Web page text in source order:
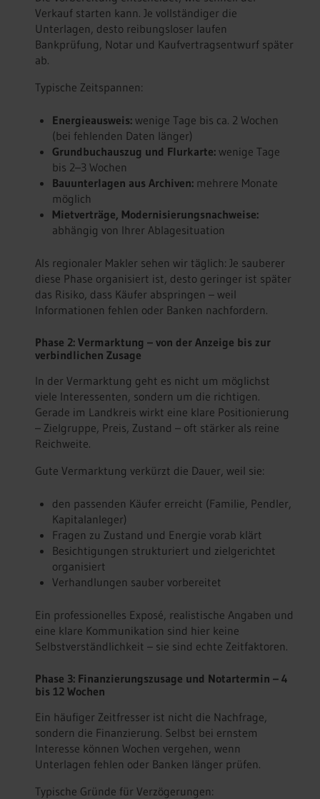
Verkauf starten kann. Je vollständiger die
Unterlagen, desto reibungsloser laufen
Bankprüfung, Notar und Kaufvertragsentwurf später
ab.
Typische Zeitspannen:
Energieausweis: wenige Tage bis ca. 2 Wochen
(bei fehlenden Daten länger)
Grundbuchauszug und Flurkarte: wenige Tage
bis 2–3 Wochen
Bauunterlagen aus Archiven: mehrere Monate
möglich
Mietverträge, Modernisierungsnachweise:
abhängig von Ihrer Ablagesituation
Als regionaler Makler sehen wir täglich: Je sauberer
diese Phase organisiert ist, desto geringer ist später
das Risiko, dass Käufer abspringen – weil
Informationen fehlen oder Banken nachfordern.
Phase 2: Vermarktung – von der Anzeige bis zur
verbindlichen Zusage
In der Vermarktung geht es nicht um möglichst
viele Interessenten, sondern um die richtigen.
Gerade im Landkreis wirkt eine klare Positionierung
– Zielgruppe, Preis, Zustand – oft stärker als reine
Reichweite.
Gute Vermarktung verkürzt die Dauer, weil sie:
den passenden Käufer erreicht (Familie, Pendler,
Kapitalanleger)
Fragen zu Zustand und Energie vorab klärt
Besichtigungen strukturiert und zielgerichtet
organisiert
Verhandlungen sauber vorbereitet
Ein professionelles Exposé, realistische Angaben und
eine klare Kommunikation sind hier keine
Selbstverständlichkeit – sie sind echte Zeitfaktoren.
Phase 3: Finanzierungszusage und Notartermin – 4
bis 12 Wochen
Ein häufiger Zeitfresser ist nicht die Nachfrage,
sondern die Finanzierung. Selbst bei ernstem
Interesse können Wochen vergehen, wenn
Unterlagen fehlen oder Banken länger prüfen.
Typische Gründe für Verzögerungen: